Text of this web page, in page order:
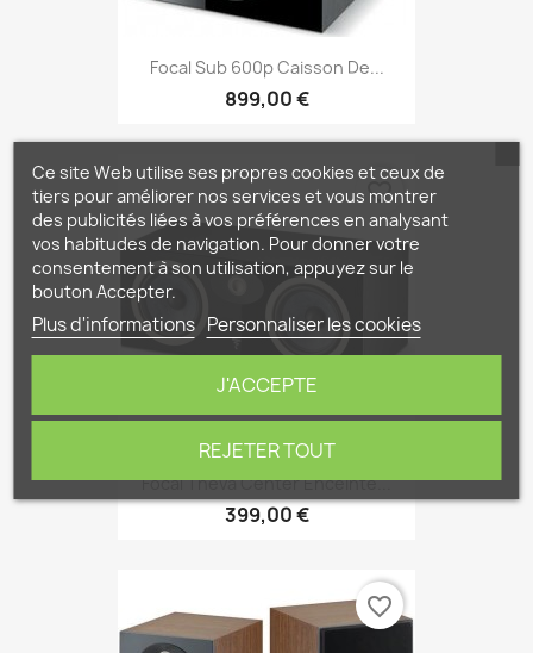
Focal Sub 600p Caisson De...
899,00 €
Focal Théva Center Enceinte...
399,00 €
favorite_border
favorite_border
Ce site Web utilise ses propres cookies et ceux de
tiers pour améliorer nos services et vous montrer
des publicités liées à vos préférences en analysant
vos habitudes de navigation. Pour donner votre
consentement à son utilisation, appuyez sur le
bouton Accepter.
Plus d'informations Personnaliser les cookies
REJETER TOUT
J'ACCEPTE